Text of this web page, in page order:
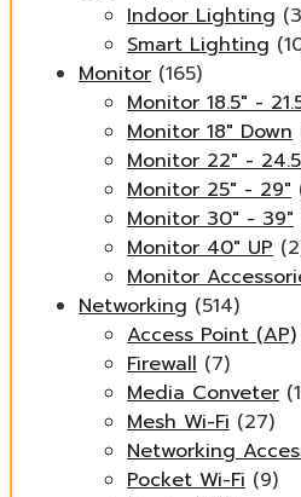
Indoor Lighting
Smart Lighting
Monitor (165)
Monitor 18.5" -
Monitor 18" Down
Monitor 22" -
Monitor 25" - 29"
Monitor 30" - 39"
Monitor 40" UP
Monitor
Networking (514)
Access Point (AP)
Firewall (7)
Media Conveter
Mesh Wi-Fi (27)
Networking
Pocket Wi-Fi (9)